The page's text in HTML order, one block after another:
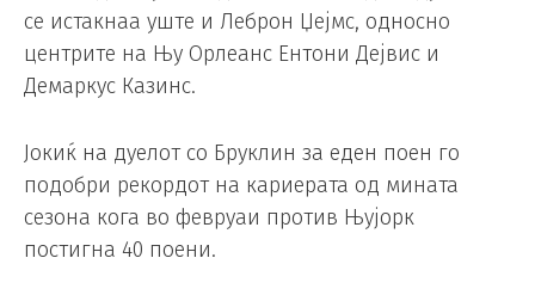
се истакнаа уште и Леброн Џејмс, односно
центрите на Њу Орлеанс Ентони Дејвис и
Демаркус Казинс.
Јокиќ на дуелот со Бруклин за еден поен го
подобри рекордот на кариерата од мината
сезона кога во февруаи против Њујорк
постигна 40 поени.